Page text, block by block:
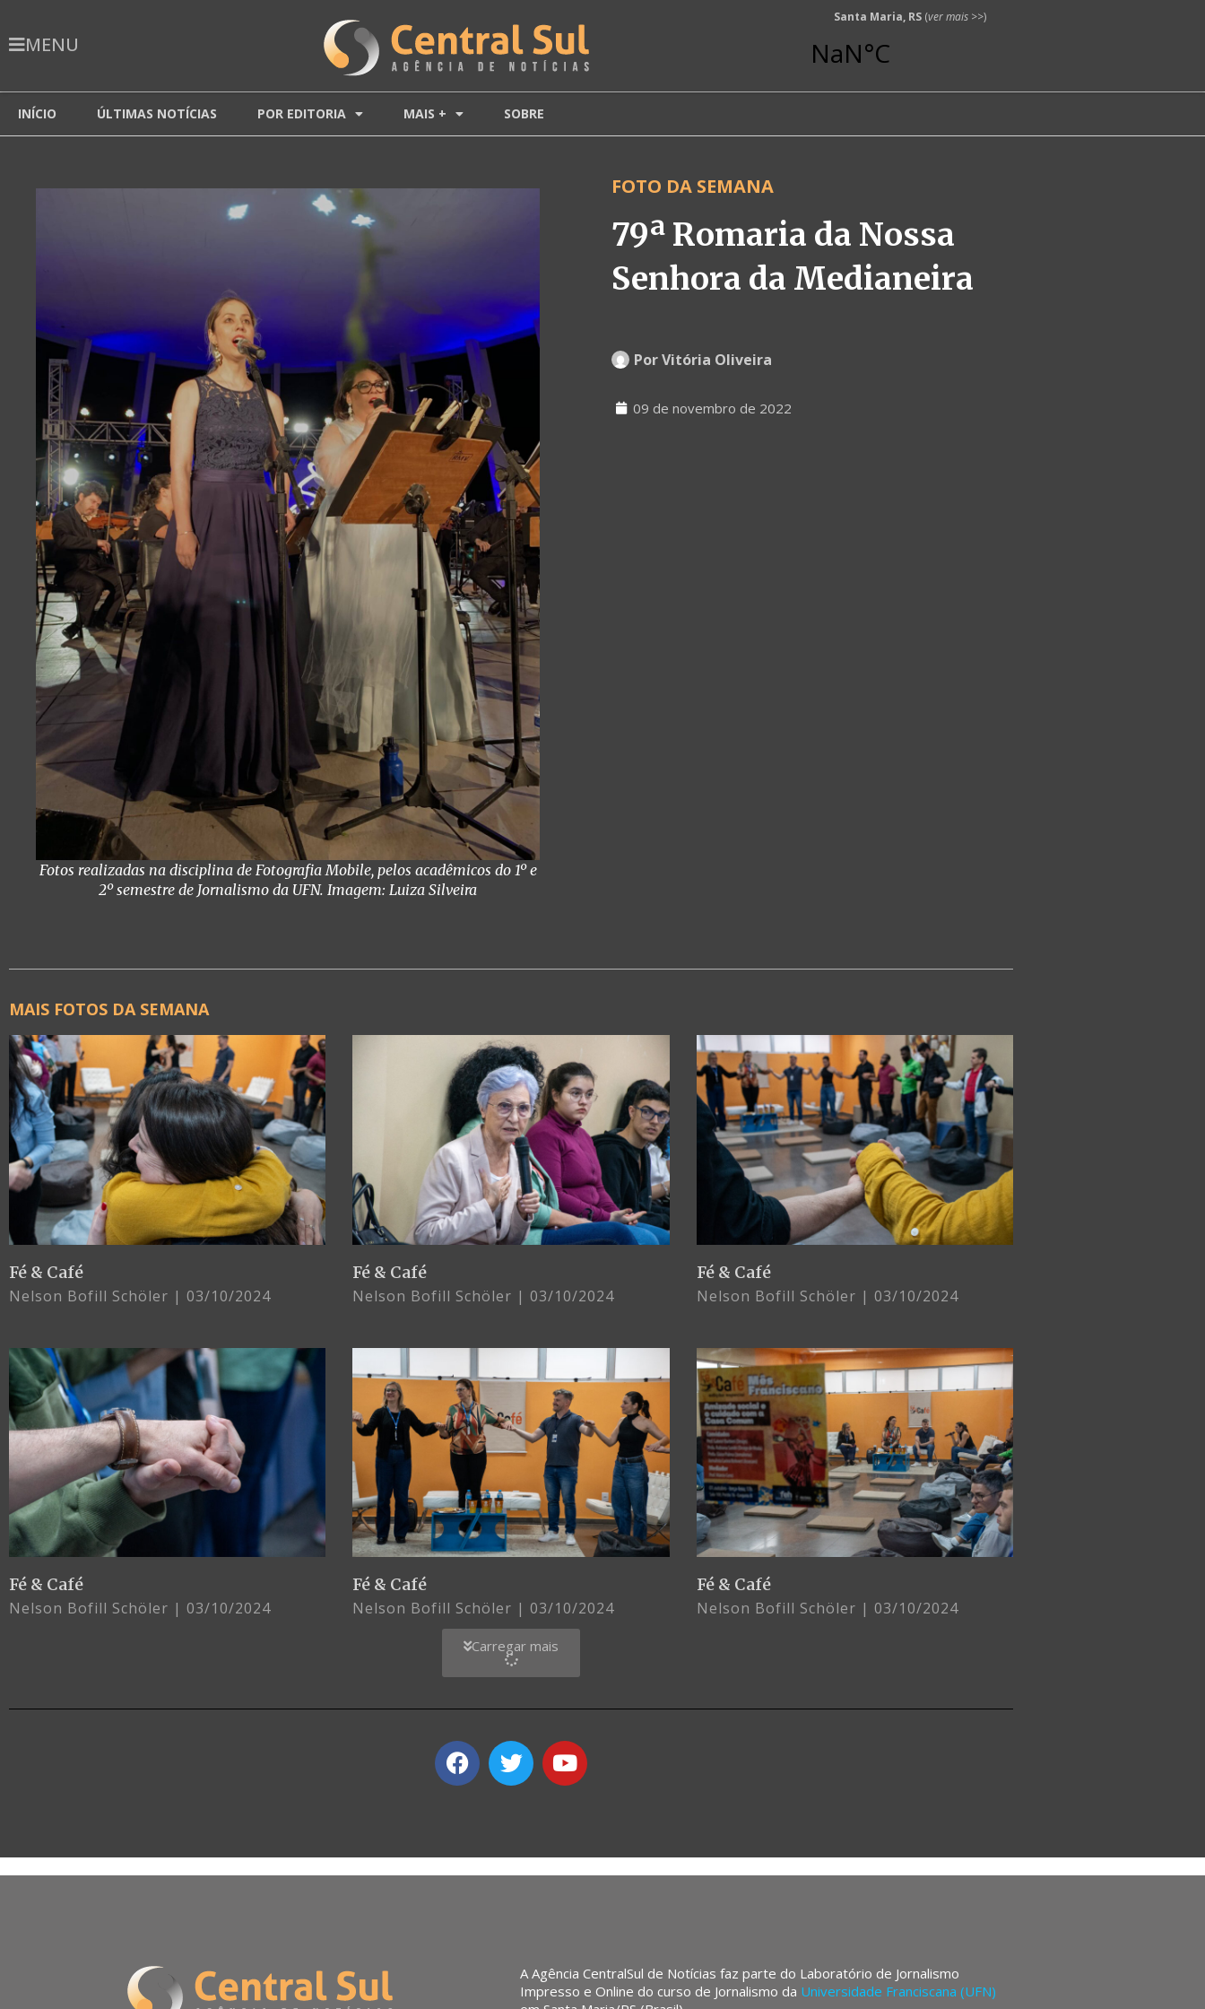
MENU
Santa Maria, RS (ver mais >>)
INÍCIO ÚLTIMAS NOTÍCIAS POR EDITORIA MAIS + SOBRE
Fotos realizadas na disciplina de Fotografia Mobile, pelos acadêmicos do 1º e
2º semestre de Jornalismo da UFN. Imagem: Luiza Silveira
FOTO DA SEMANA
79ª Romaria da Nossa
Senhora da Medianeira
PorVitória Oliveira
09 de novembro de 2022
MAIS FOTOS DA SEMANA
Fé & Café
Nelson Bofill Schöler 03/10/2024
Fé & Café
Nelson Bofill Schöler 03/10/2024
Fé & Café
Nelson Bofill Schöler 03/10/2024
Fé & Café
Nelson Bofill Schöler 03/10/2024
Fé & Café
Nelson Bofill Schöler 03/10/2024
Fé & Café
Nelson Bofill Schöler 03/10/2024
Carregar mais
A Agência CentralSul de Notícias faz parte do Laboratório de Jornalismo
Impresso e Online do curso de Jornalismo da Universidade Franciscana (UFN)